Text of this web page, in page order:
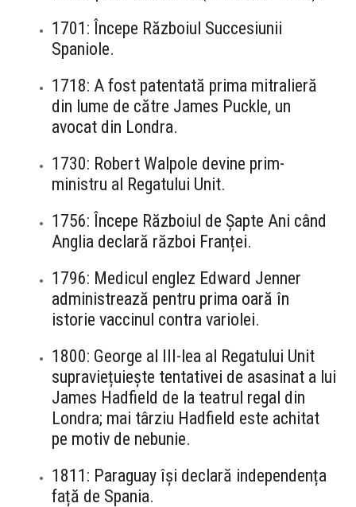
1701: Începe Războiul Succesiunii
Spaniole.
1718: A fost patentată prima mitralieră
din lume de către James Puckle, un
avocat din Londra.
1730: Robert Walpole devine prim-
ministru al Regatului Unit.
1756: Începe Războiul de Șapte Ani când
Anglia declară război Franței.
1796: Medicul englez Edward Jenner
administrează pentru prima oară în
istorie vaccinul contra variolei.
1800: George al III-lea al Regatului Unit
supraviețuiește tentativei de asasinat a lui
James Hadfield de la teatrul regal din
Londra; mai târziu Hadfield este achitat
pe motiv de nebunie.
1811: Paraguay își declară independența
față de Spania.